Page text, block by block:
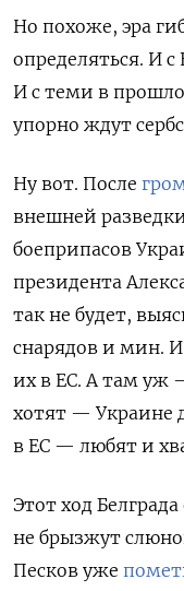
Но похоже, эра
определяться. И
И с теми в
упорно ждут
Ну вот. После
внешней
боеприпасов
президента
так не будет,
снарядов и мин. И
их в ЕС. А там уж
хотят — Украине
в ЕС — любят и
Этот ход
не брызжут
Песков уже